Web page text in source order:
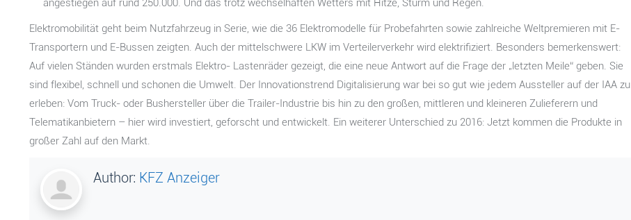
angestiegen auf rund 250.000. Und das trotz wechselhaften Wetters mit Hitze, Sturm und Regen.
Elektromobilität geht beim Nutzfahrzeug in Serie, wie die 36 Elektromodelle für Probefahrten sowie zahlreiche Weltpremieren mit E-
Transportern und E-Bussen zeigten. Auch der mittelschwere LKW im Verteilerverkehr wird elektrifiziert. Besonders bemerkenswert:
Auf vielen Ständen wurden erstmals Elektro- Lastenräder gezeigt, die eine neue Antwort auf die Frage der „letzten Meile“ geben. Sie
sind flexibel, schnell und schonen die Umwelt. Der Innovationstrend Digitalisierung war bei so gut wie jedem Aussteller auf der IAA zu
erleben: Vom Truck- oder Bushersteller über die Trailer-Industrie bis hin zu den großen, mittleren und kleineren Zulieferern und
Telematikanbietern – hier wird investiert, geforscht und entwickelt. Ein weiterer Unterschied zu 2016: Jetzt kommen die Produkte in
großer Zahl auf den Markt.
Author: KFZ Anzeiger